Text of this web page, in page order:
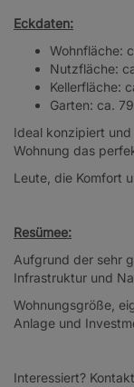
Eckdaten:
Wohnfläche:
Nutzfläche:
Kellerfläche:
Garten: ca.
Ideal konzipiert
Wohnung das
Leute, die Komfort
Resümee:
Aufgrund der sehr
Infrastruktur und
Wohnungsgröße,
Anlage und
Interessiert?